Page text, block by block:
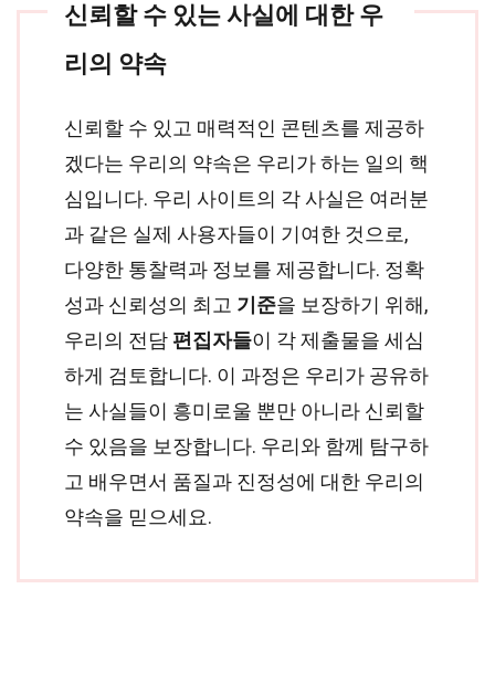
신뢰할 수 있는 사실에 대한 우
리의 약속
신뢰할 수 있고 매력적인 콘텐츠를 제공하
겠다는 우리의 약속은 우리가 하는 일의 핵
심입니다. 우리 사이트의 각 사실은 여러분
과 같은 실제 사용자들이 기여한 것으로,
다양한 통찰력과 정보를 제공합니다. 정확
성과 신뢰성의 최고 기준을 보장하기 위해,
우리의 전담 편집자들이 각 제출물을 세심
하게 검토합니다. 이 과정은 우리가 공유하
는 사실들이 흥미로울 뿐만 아니라 신뢰할
수 있음을 보장합니다. 우리와 함께 탐구하
고 배우면서 품질과 진정성에 대한 우리의
약속을 믿으세요.